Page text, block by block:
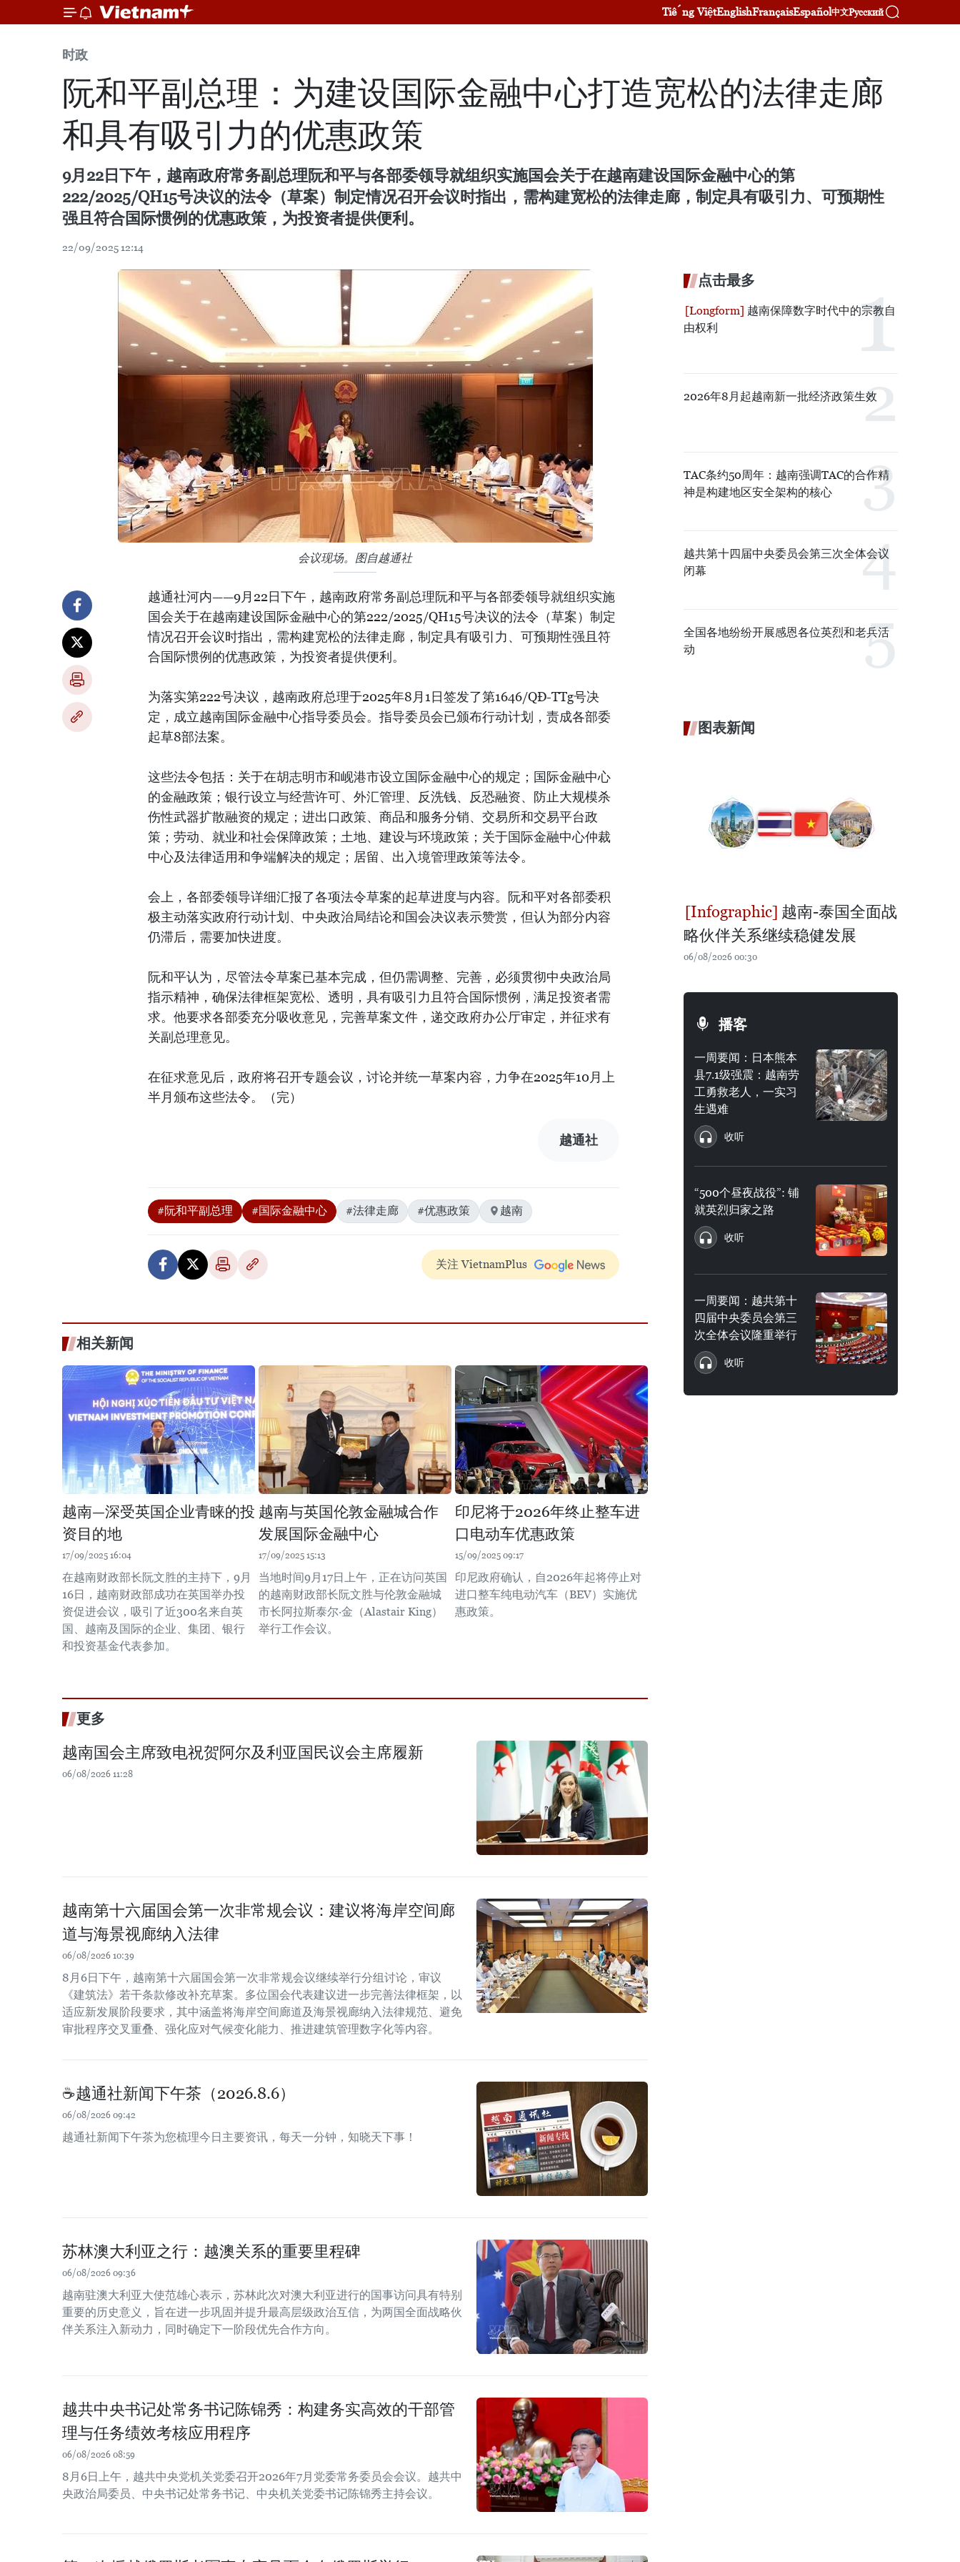
Tiếng ViệtEnglishFrançaisEspañol中文Русский
时政
阮和平副总理：为建设国际金融中心打造宽松的法律走廊
和具有吸引力的优惠政策
9月22日下午，越南政府常务副总理阮和平与各部委领导就组织实施国会关于在越南建设国际金融中心的第
222/2025/QH15号决议的法令（草案）制定情况召开会议时指出，需构建宽松的法律走廊，制定具有吸引力、可预期性
强且符合国际惯例的优惠政策，为投资者提供便利。
22/09/2025 12:14
会议现场。图自越通社
越通社河内——9月22日下午，越南政府常务副总理阮和平与各部委领导就组织实施
国会关于在越南建设国际金融中心的第222/2025/QH15号决议的法令（草案）制定
情况召开会议时指出，需构建宽松的法律走廊，制定具有吸引力、可预期性强且符
合国际惯例的优惠政策，为投资者提供便利。
为落实第222号决议，越南政府总理于2025年8月1日签发了第1646/QĐ-TTg号决
定，成立越南国际金融中心指导委员会。指导委员会已颁布行动计划，责成各部委
起草8部法案。
这些法令包括：关于在胡志明市和岘港市设立国际金融中心的规定；国际金融中心
的金融政策；银行设立与经营许可、外汇管理、反洗钱、反恐融资、防止大规模杀
伤性武器扩散融资的规定；进出口政策、商品和服务分销、交易所和交易平台政
策；劳动、就业和社会保障政策；土地、建设与环境政策；关于国际金融中心仲裁
中心及法律适用和争端解决的规定；居留、出入境管理政策等法令。
会上，各部委领导详细汇报了各项法令草案的起草进度与内容。阮和平对各部委积
极主动落实政府行动计划、中央政治局结论和国会决议表示赞赏，但认为部分内容
仍滞后，需要加快进度。
阮和平认为，尽管法令草案已基本完成，但仍需调整、完善，必须贯彻中央政治局
指示精神，确保法律框架宽松、透明，具有吸引力且符合国际惯例，满足投资者需
求。他要求各部委充分吸收意见，完善草案文件，递交政府办公厅审定，并征求有
关副总理意见。
在征求意见后，政府将召开专题会议，讨论并统一草案内容，力争在2025年10月上
半月颁布这些法令。（完）
越通社
#阮和平副总理 #国际金融中心 #法律走廊 #优惠政策 越南
关注 VietnamPlus
相关新闻
越南—深受英国企业青睐的投
资目的地
17/09/2025 16:04
在越南财政部长阮文胜的主持下，9月
16日，越南财政部成功在英国举办投
资促进会议，吸引了近300名来自英
国、越南及国际的企业、集团、银行
和投资基金代表参加。
越南与英国伦敦金融城合作
发展国际金融中心
17/09/2025 15:13
当地时间9月17日上午，正在访问英国
的越南财政部长阮文胜与伦敦金融城
市长阿拉斯泰尔·金（Alastair King）
举行工作会议。
印尼将于2026年终止整车进
口电动车优惠政策
15/09/2025 09:17
印尼政府确认，自2026年起将停止对
进口整车纯电动汽车（BEV）实施优
惠政策。
更多
越南国会主席致电祝贺阿尔及利亚国民议会主席履新
06/08/2026 11:28
越南第十六届国会第一次非常规会议：建议将海岸空间廊
道与海景视廊纳入法律
06/08/2026 10:39
8月6日下午，越南第十六届国会第一次非常规会议继续举行分组讨论，审议
《建筑法》若干条款修改补充草案。多位国会代表建议进一步完善法律框架，以
适应新发展阶段要求，其中涵盖将海岸空间廊道及海景视廊纳入法律规范、避免
审批程序交叉重叠、强化应对气候变化能力、推进建筑管理数字化等内容。
☕️越通社新闻下午茶（2026.8.6）
06/08/2026 09:42
越通社新闻下午茶为您梳理今日主要资讯，每天一分钟，知晓天下事！
苏林澳大利亚之行：越澳关系的重要里程碑
06/08/2026 09:36
越南驻澳大利亚大使范雄心表示，苏林此次对澳大利亚进行的国事访问具有特别
重要的历史意义，旨在进一步巩固并提升最高层级政治互信，为两国全面战略伙
伴关系注入新动力，同时确定下一阶段优先合作方向。
越共中央书记处常务书记陈锦秀：构建务实高效的干部管
理与任务绩效考核应用程序
06/08/2026 08:59
8月6日上午，越共中央党机关党委召开2026年7月党委常务委员会会议。越共中
央政治局委员、中央书记处常务书记、中央机关党委书记陈锦秀主持会议。
点击最多
越南保障数字时代中的宗教自
由权利
2026年8月起越南新一批经济政策生效
TAC条约50周年：越南强调TAC的合作精
神是构建地区安全架构的核心
越共第十四届中央委员会第三次全体会议
闭幕
全国各地纷纷开展感恩各位英烈和老兵活
动
图表新闻
越南-泰国全面战
略伙伴关系继续稳健发展
06/08/2026 00:30
播客
一周要闻：日本熊本
县7.1级强震：越南劳
工勇救老人，一实习
生遇难
收听
“500个昼夜战役”: 铺
就英烈归家之路
收听
一周要闻：越共第十
四届中央委员会第三
次全体会议隆重举行
收听